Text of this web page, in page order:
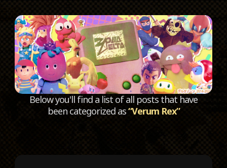
Below you'll find a list of all posts that have
been categorized as“Verum Rex”